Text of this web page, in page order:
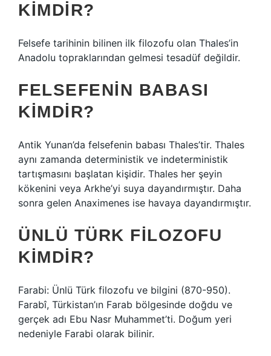
KIMDIR?
Felsefe tarihinin bilinen ilk filozofu olan Thales’in
Anadolu topraklarından gelmesi tesadüf değildir.
FELSEFENIN BABASI
KIMDIR?
Antik Yunan’da felsefenin babası Thales’tir. Thales
aynı zamanda deterministik ve indeterministik
tartışmasını başlatan kişidir. Thales her şeyin
kökenini veya Arkhe’yi suya dayandırmıştır. Daha
sonra gelen Anaximenes ise havaya dayandırmıştır.
ÜNLÜ TÜRK FILOZOFU
KIMDIR?
Farabi: Ünlü Türk filozofu ve bilgini (870-950).
Farabî, Türkistan’ın Farab bölgesinde doğdu ve
gerçek adı Ebu Nasr Muhammet’ti. Doğum yeri
nedeniyle Farabi olarak bilinir.